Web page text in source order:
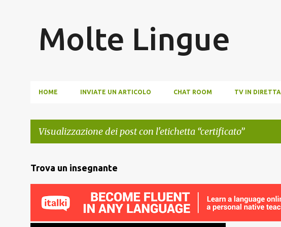
Molte Lingue
HOME INVIATE UN ARTICOLO CHAT ROOM TV IN DIRETTA
Visualizzazione dei post con l'etichetta certificato
P
o
Trova un insegnante